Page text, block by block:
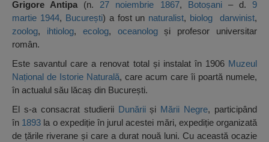
Grigore Antipa (n. 27 noiembrie 1867, Botoșani– d. 9
martie 1944, București) a fost un naturalist, biolog darwinist,
zoolog, ihtiolog, ecolog, oceanologși profesor universitar
român.
Este savantul care a renovat total și instalat în 1906 Muzeul
Național de Istorie Naturală, care acum care îi poartă numele,
în actualul său lăcaș din București.
El s-a consacrat studierii Dunăriiși Mării Negre, participând
în 1893 la o expediție în jurul acestei mări, expediție organizată
de țările riverane și care a durat nouă luni. Cu această ocazie